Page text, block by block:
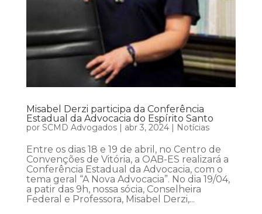
Misabel Derzi participa da Conferência
Estadual da Advocacia do Espírito Santo
por SCMD Advogados| abr 3, 2024| Notícias
Entre os dias 18 e 19 de abril, no Centro de
Convenções de Vitória, a OAB-ES realizará a
Conferência Estadual da Advocacia, com o
tema geral “A Nova Advocacia”. No dia 19/04,
a patir das 9h, nossa sócia, Conselheira
Federal e Professora, Misabel Derzi,...